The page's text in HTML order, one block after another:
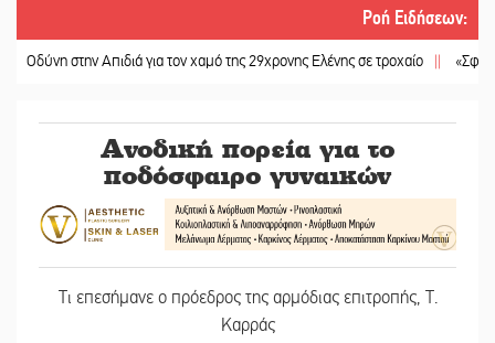
Ροή Ειδήσεων:
στην Απιδιά για τον χαμό της 29χρονης Ελένης σε τροχαίο || «Σφραγίδα»
Ανοδική πορεία για το
ποδόσφαιρο γυναικών
Τι επεσήμανε ο πρόεδρος της αρμόδιας επιτροπής, Τ.
Καρράς